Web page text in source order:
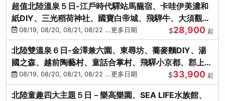
超值北陸溫泉５日-江戶時代驛站馬籠宿、卡哇伊美濃和
紙DIY、三光稻荷神社、國寶白帝城、飛騨牛、大須觀音
街、下呂溫泉
08/19, 08/20, 08/21, 08/22 ...更多日期 $28,900 起
北陸雙溫泉６日-金澤兼六園、東尋坊、蕎麥麵DIY、湯
國之森、越前陶藝村、童話合掌村、飛驒小京都、郡上八
幡08/19, 08/20, 08/21, 08/22 ...更多日期 $33,900 起
北陸童趣四大主題５日－樂高樂園、SEA LIFE水族館、